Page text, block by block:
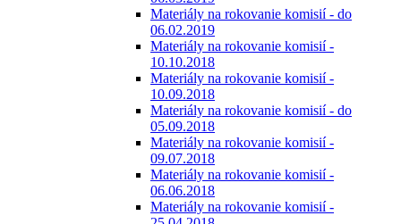
Materiály na rokovanie komisií - do
06.02.2019
Materiály na rokovanie komisií -
10.10.2018
Materiály na rokovanie komisií -
10.09.2018
Materiály na rokovanie komisií - do
05.09.2018
Materiály na rokovanie komisií -
09.07.2018
Materiály na rokovanie komisií -
06.06.2018
Materiály na rokovanie komisií -